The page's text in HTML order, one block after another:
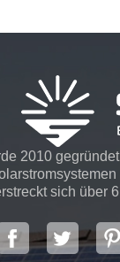
2010
sich über